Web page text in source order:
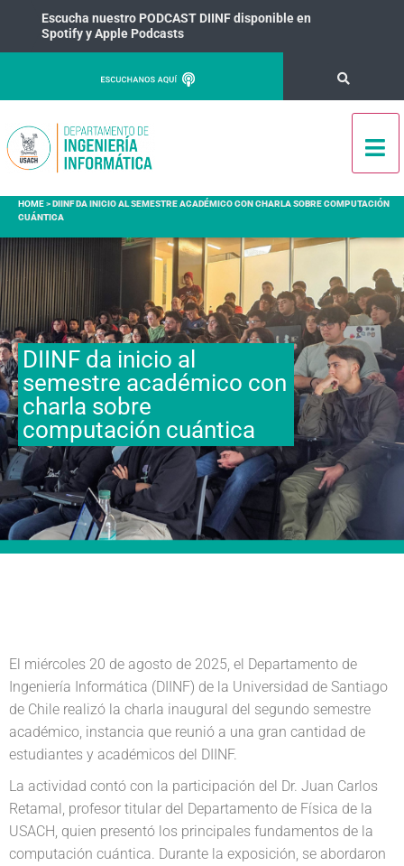
Escucha nuestro PODCAST DIINF disponible en
Spotify y Apple Podcasts
HOME>DIINF DA INICIO AL SEMESTRE ACADÉMICO CON CHARLA SOBRE COMPUTACIÓN
CUÁNTICA
DIINF da inicio al
semestre académico con
charla sobre
computación cuántica
El miércoles 20 de agosto de 2025, el Departamento de
Ingeniería Informática (DIINF) de la Universidad de Santiago
de Chile realizó la charla inaugural del segundo semestre
académico, instancia que reunió a una gran cantidad de
estudiantes y académicos del DIINF.
La actividad contó con la participación del Dr. Juan Carlos
Retamal, profesor titular del Departamento de Física de la
USACH, quien presentó los principales fundamentos de la
computación cuántica. Durante la exposición, se abordaron